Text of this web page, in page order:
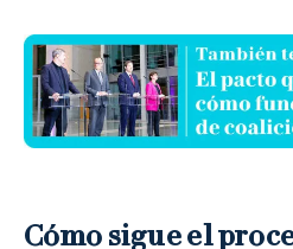
Cómo sigue el